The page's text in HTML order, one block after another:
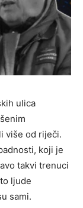
ulica
više od riječi.
koji je
takvi trenuci
ljude
sami.